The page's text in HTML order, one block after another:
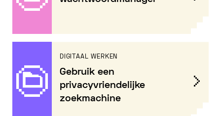
DIGITAAL WERKEN
Gebruik een
privacyvriendelijke
zoekmachine